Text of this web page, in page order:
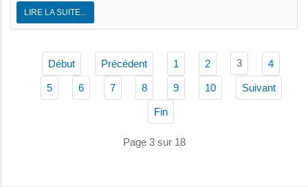
LIRE LA SUITE...
Début Précédent 1 2 3 4
5 6 7 8 9 10 Suivant
Fin
Page 3 sur 18